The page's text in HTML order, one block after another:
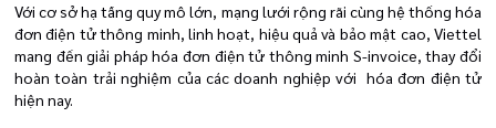
Với cơ sở hạ tầng quy mô lớn, mạng lưới rộng rãi cùng hệ thống hóa
đơn điện tử thông minh, linh hoạt, hiệu quả và bảo mật cao, Viettel
mang đến giải pháp hóa đơn điện tử thông minh S-invoice, thay đổi
hoàn toàn trải nghiệm của các doanh nghiệp với hóa đơn điện tử
hiện nay.